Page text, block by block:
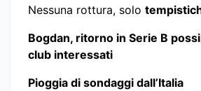
Nessuna rottura, solo
Bogdan, ritorno in Serie B
club interessati
Pioggia di sondaggi dall’Italia